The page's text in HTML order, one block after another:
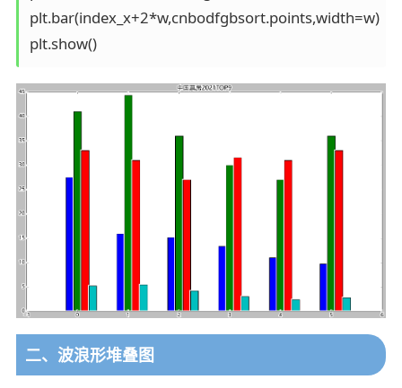
plt.bar(index_x+2*w,cnbodfgbsort.points,width=w)
plt.show()
二、波浪形堆叠图